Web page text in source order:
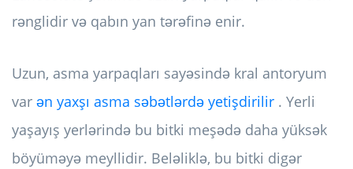
rənglidir və qabın yan tərəfinə enir.
Uzun, asma yarpaqları sayəsində kral antoryum
var ən yaxşı asma səbətlərdə yetişdirilir . Yerli
yaşayış yerlərində bu bitki meşədə daha yüksək
böyüməyə meyllidir. Beləliklə, bu bitki digər